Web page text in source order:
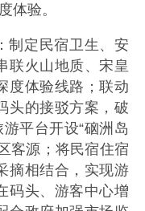
体验。
制定民宿卫生、安
联火山地质、宋皇
度体验线路；联动
头的接驳方案，破
平台开设“硇洲岛
客源；将民宿住宿
摘相结合，实现游
码头、游客中心增